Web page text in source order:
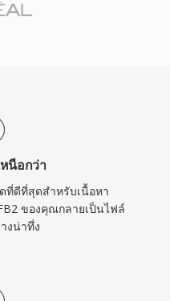
นือกว่า
ที่ดีที่สุดสำหรับเนื้อหา
ของคุณกลายเป็นไฟล์
งน่าทึ่ง